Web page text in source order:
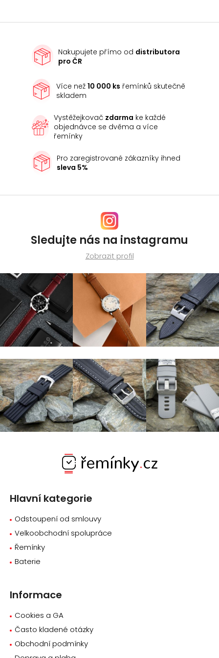
Nakupujete přímo od distributora
pro ČR
Více než10 000 ks řemínků skutečně
skladem
Vystěžejkovač zdarma ke každé
objednávce se dvěma a více
řemínky
Pro zaregistrované zákazníky ihned
sleva 5%
Sledujte nás na instagramu
Zobrazit profil
Hlavní kategorie
Odstoupení od smlouvy
Velkoobchodní spolupráce
Řemínky
Baterie
Informace
Cookies a GA
Často kladené otázky
Obchodní podmínky